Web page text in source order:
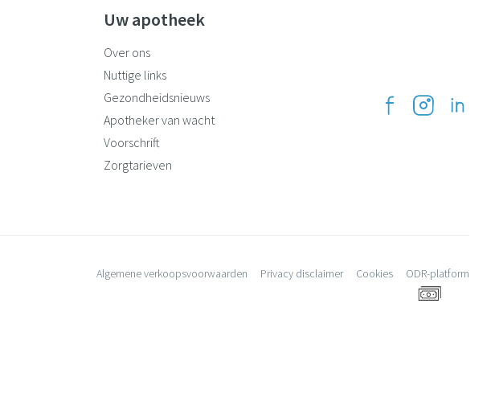
Uw apotheek
Over ons
Nuttige links
Gezondheidsnieuws
Apotheker van wacht
Voorschrift
Zorgtarieven
Algemene verkoopsvoorwaarden Privacy disclaimer Cookies ODR-platform